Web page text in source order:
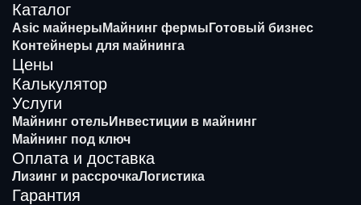
Каталог
Asic майнеры Майнинг фермы Готовый бизнес
Контейнеры для майнинга
Цены
Калькулятор
Услуги
Майнинг отельИнвестиции в майнинг
Майнинг под ключ
Оплата и доставка
Лизинг и рассрочкаЛогистика
Гарантия